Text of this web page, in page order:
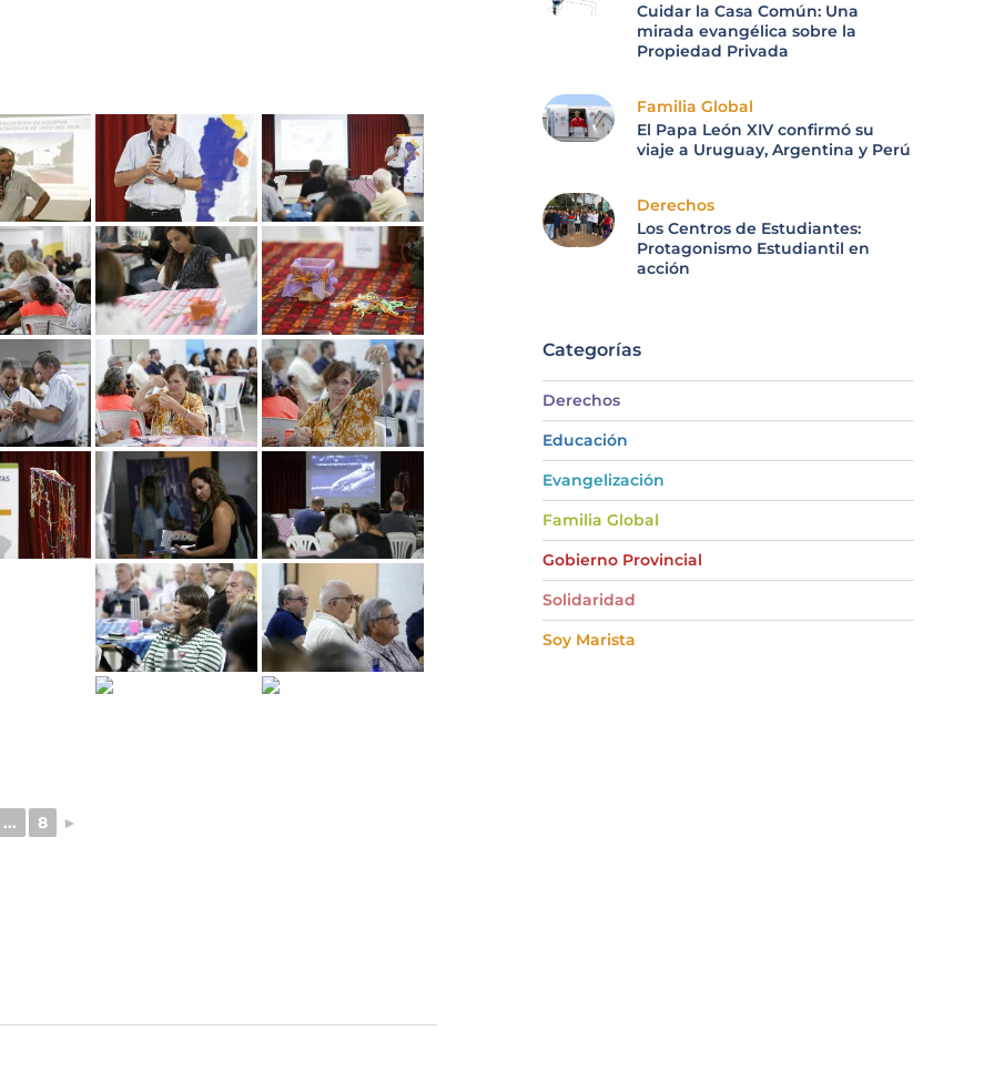
... 8 ►
Cuidar la Casa Común: Una
mirada evangélica sobre la
Propiedad Privada
Familia Global
El Papa León XIV confirmó su
viaje a Uruguay, Argentina y Perú
Derechos
Los Centros de Estudiantes:
Protagonismo Estudiantil en
acción
Categorías
Derechos
Educación
Evangelización
Familia Global
Gobierno Provincial
Solidaridad
Soy Marista